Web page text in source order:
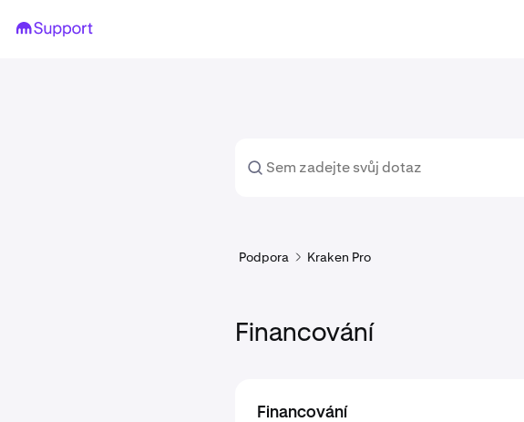
Podpora Kraken Pro
Financování
Financování